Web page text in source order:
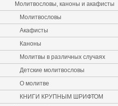
Молитвословы, каноны и акафисты
Молитвословы
Акафисты
Каноны
Молитвы в различных случаях
Детские молитвословы
О молитве
КНИГИ КРУПНЫМ ШРИФТОМ